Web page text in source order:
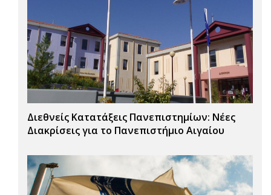
Διεθνείς Κατατάξεις Πανεπιστημίων: Νέες
Διακρίσεις για το Πανεπιστήμιο Αιγαίου